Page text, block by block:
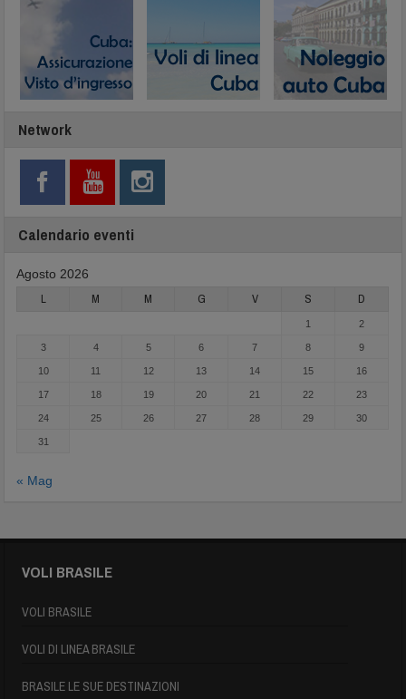
Network
Calendario eventi
Agosto 2026
L M M G V S D
1 2
3 4 5 6 7 8 9
10 11 12 13 14 15 16
17 18 19 20 21 22 23
24 25 26 27 28 29 30
31
« Mag
VOLI BRASILE
VOLI BRASILE
VOLI DI LINEA BRASILE
BRASILE LE SUE DESTINAZIONI